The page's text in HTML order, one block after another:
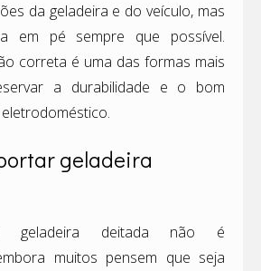
da geladeira e do veículo, mas
em pé sempre que possível.
correta é uma das formas mais
a durabilidade e o bom
geladeira
geladeira deitada não é
muitos pensem que seja